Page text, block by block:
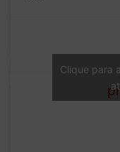
Clique para